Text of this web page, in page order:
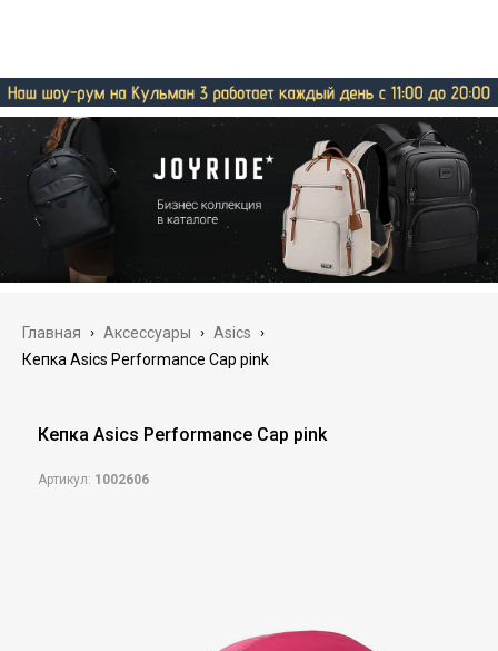
Главная › Аксессуары › Asics ›
Кепка Asics Performance Cap pink
Кепка Asics Performance Cap pink
Артикул: 1002606